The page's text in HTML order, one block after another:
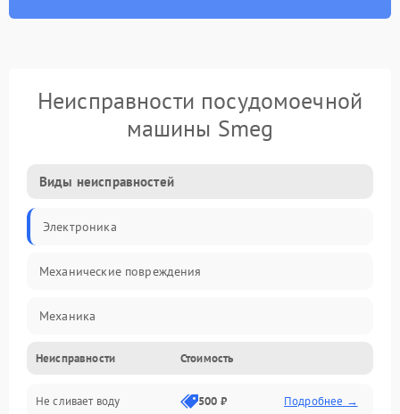
Неисправности посудомоечной
машины Smeg
Виды неисправностей
Электроника
Механические повреждения
Механика
Управление
Электропитание
Неисправности Стоимость
Не сливает воду 500 ₽ Подробнее →